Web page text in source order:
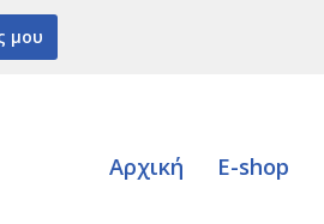
μου
Αρχική E-shop